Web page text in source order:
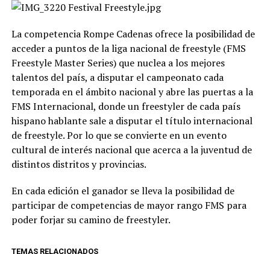
La competencia Rompe Cadenas ofrece la posibilidad de
acceder a puntos de la liga nacional de freestyle (FMS
Freestyle Master Series) que nuclea a los mejores
talentos del país, a disputar el campeonato cada
temporada en el ámbito nacional y abre las puertas a la
FMS Internacional, donde un freestyler de cada país
hispano hablante sale a disputar el título internacional
de freestyle. Por lo que se convierte en un evento
cultural de interés nacional que acerca a la juventud de
distintos distritos y provincias.
En cada edición el ganador se lleva la posibilidad de
participar de competencias de mayor rango FMS para
poder forjar su camino de freestyler.
TEMAS RELACIONADOS